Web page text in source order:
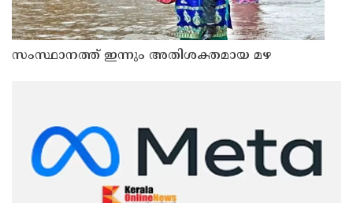
സംസ്ഥാനത്ത് ഇന്നും അതിശക്തമായ മഴ